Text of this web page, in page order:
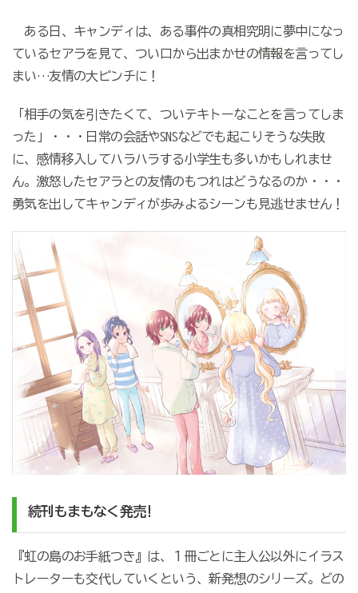
ある日、キャンディは、ある事件の真相究明に夢中になっ
ているセアラを見て、つい口から出まかせの情報を言ってし
まい…友情の大ピンチに！
「相手の気を引きたくて、ついテキトーなことを言ってしま
った」・・・日常の会話やSNSなどでも起こりそうな失敗
に、感情移入してハラハラする小学生も多いかもしれませ
ん。激怒したセアラとの友情のもつれはどうなるのか・・・
勇気を出してキャンディが歩みよるシーンも見逃せません！
続刊もまもなく発売!
『虹の島のお手紙つき』は、１冊ごとに主人公以外にイラス
トレーターも交代していくという、新発想のシリーズ。どの